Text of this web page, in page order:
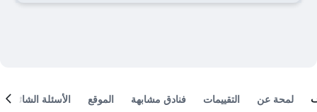
لمحة عن التقييمات فنادق مشابهة الموقع الأسئلة الشائعة